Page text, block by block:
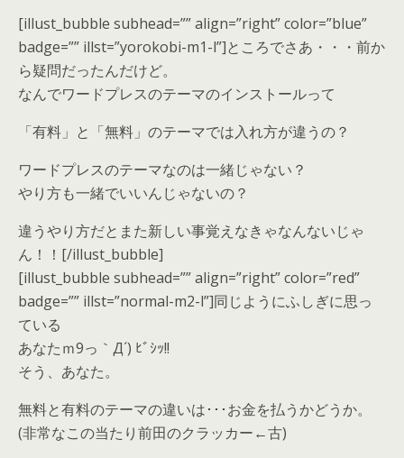
[illust_bubble subhead=”” align=”right” color=”blue”
badge=”” illst=”yorokobi-m1-l”]ところでさあ・・・前か
ら疑問だったんだけど。
なんでワードプレスのテーマのインストールって
「有料」と「無料」のテーマでは入れ方が違うの？
ワードプレスのテーマなのは一緒じゃない？
やり方も一緒でいいんじゃないの？
違うやり方だとまた新しい事覚えなきゃなんないじゃ
ん！！[/illust_bubble]
[illust_bubble subhead=”” align=”right” color=”red”
badge=”” illst=”normal-m2-l”]同じようにふしぎに思っ
ている
あなたｍ9っ｀Д´) ﾋﾞｼｯ!!
そう、あなた。
無料と有料のテーマの違いは･･･お金を払うかどうか。
(非常なこの当たり前田のクラッカー←古)